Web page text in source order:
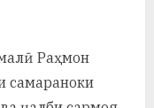
Раҳмон
самараноки